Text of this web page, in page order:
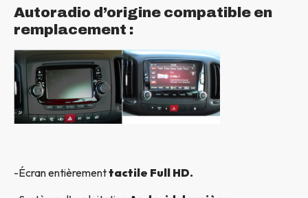
Autoradio d’origine compatible en
remplacement :
-Écran entièrementtactile Full HD.